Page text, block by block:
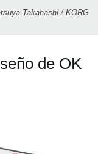
Takahashi / KORG
de OK